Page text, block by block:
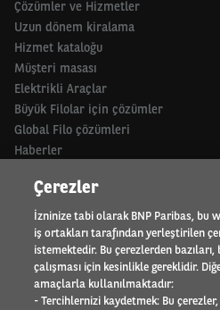
Çözümler ve Hizmetler
Uzun dönem kiralama
Hizmet kataloğu
Müşteri masası
Elektrikli Araçlar
Büyük Filolar için çözümler
Global Filo çözümleri
Haberler
ORTAKLAR
Motor trade
HAKKIMIZDA
Çerezler
İzninize tabi olarak BNP Paribas, bu
iş ortakları tarafından yerleştirilen
istemektedir. Bu çerezlerden
çalışması için kesinlikle gereklidir.
amaçlarla kullanılmaktadır:
- Tercihlernizi kaydetmek: Bu